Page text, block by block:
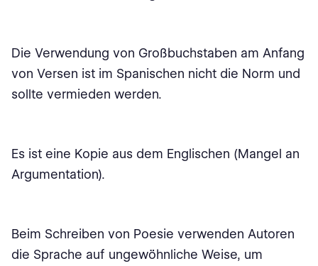
Die Verwendung von Großbuchstaben am Anfang
von Versen ist im Spanischen nicht die Norm und
sollte vermieden werden.
Es ist eine Kopie aus dem Englischen (Mangel an
Argumentation).
Beim Schreiben von Poesie verwenden Autoren
die Sprache auf ungewöhnliche Weise, um